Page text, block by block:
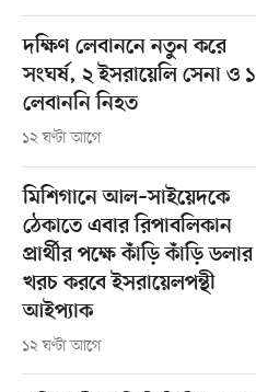
দক্ষিণ লেবাননে নতুন করে
সংঘর্ষ, ২ ইসরায়েলি সেনা ও ১
লেবাননি নিহত
১২ ঘণ্টা আগে
মিশিগানে আল–সাইয়েদকে
ঠেকাতে এবার রিপাবলিকান
প্রার্থীর পক্ষে কাঁড়ি কাঁড়ি ডলার
খরচ করবে ইসরায়েলপন্থী
আইপ্যাক
১২ ঘণ্টা আগে